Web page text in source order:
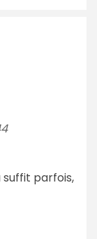
suffit parfois,